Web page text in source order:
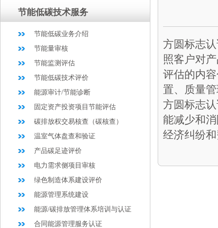
节能低碳技术服务
节能低碳业务介绍
节能量审核
节能监测评估
节能低碳技术评价
能源审计/节能诊断
固定资产投资项目节能评估
碳排放权交易核查（碳核查）
温室气体盘查和验证
产品碳足迹评价
电力需求侧项目审核
绿色制造体系建设评价
能源管理系统建设
能源/碳排放管理体系培训与认证
合同能源管理服务认证
方圆标志
照客户对
评估的内
置、质量
方圆标志
能减少和
经济纠纷